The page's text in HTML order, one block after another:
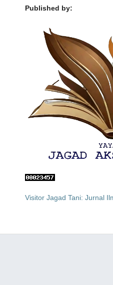
Published by:
Visitor Jagad Tani: Jurnal